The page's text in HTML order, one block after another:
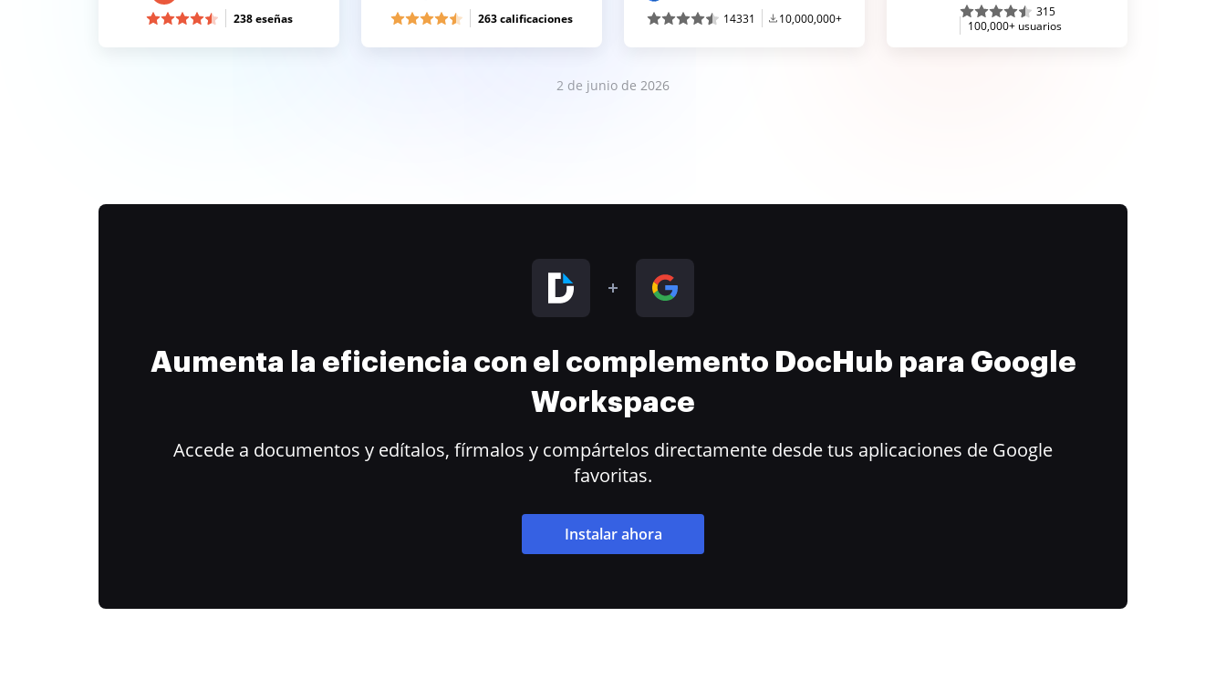
238 eseñas
263 calificaciones
14331 10,000,000+
315
100,000+ usuarios
2 de junio de 2026
Aumenta la eficiencia con el complemento DocHub para Google
Workspace
Accede a documentos y edítalos, fírmalos y compártelos directamente desde tus aplicaciones de Google
favoritas.
Instalar ahora